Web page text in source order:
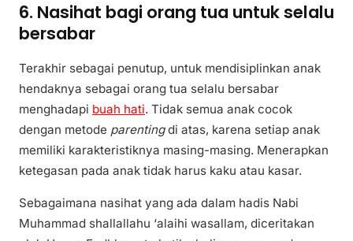
6. Nasihat bagi orang tua untuk selalu
bersabar
Terakhir sebagai penutup, untuk mendisiplinkan anak
hendaknya sebagai orang tua selalu bersabar
menghadapi buah hati. Tidak semua anak cocok
dengan metode parentingdi atas, karena setiap anak
memiliki karakteristiknya masing-masing. Menerapkan
ketegasan pada anak tidak harus kaku atau kasar.
Sebagaimana nasihat yang ada dalam hadis Nabi
Muhammad shallallahu ‘alaihi wasallam, diceritakan